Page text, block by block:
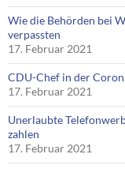
Wie die Behörden bei
verpassten
17. Februar 2021
CDU-Chef in der
17. Februar 2021
Unerlaubte
zahlen
17. Februar 2021